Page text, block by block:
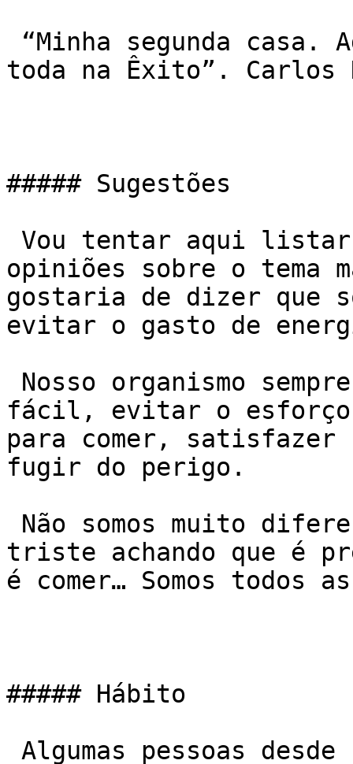
toda na Êxito”. Carlos
##### Sugestões
opiniões sobre o tema
gostaria de dizer que
evitar o gasto de
fácil, evitar o esforço.
para comer, satisfazer
fugir do perigo.
triste achando que é
é comer… Somos todos
##### Hábito